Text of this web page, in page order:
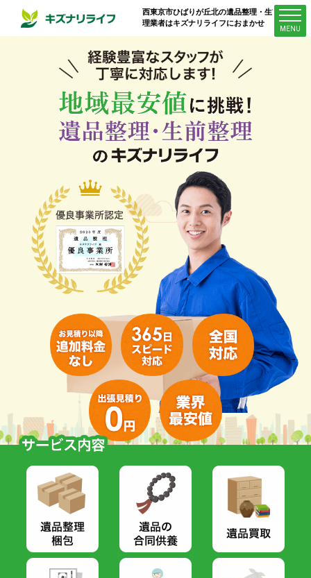
西東京市ひばりが丘北の遺品整理・生前整
理業者はキズナリライフにおまかせ